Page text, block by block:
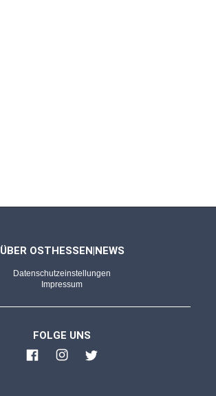
ÜBER OSTHESSEN|NEWS
Datenschutzeinstellungen
Impressum
FOLGE UNS